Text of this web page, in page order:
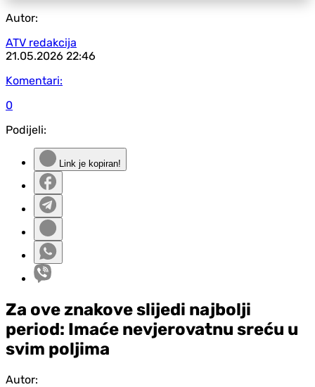
Autor:
ATV redakcija
21.05.2026 22:46
Komentari:
0
Podijeli:
Link je kopiran!
Za ove znakove slijedi najbolji
period: Imaće nevjerovatnu sreću u
svim poljima
Autor: